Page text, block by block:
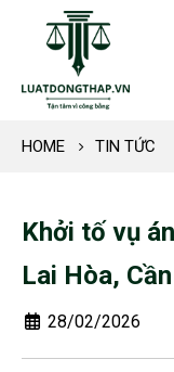
HOME TIN TỨC
Khởi tố vụ
Lai Hòa,
28/02/2026